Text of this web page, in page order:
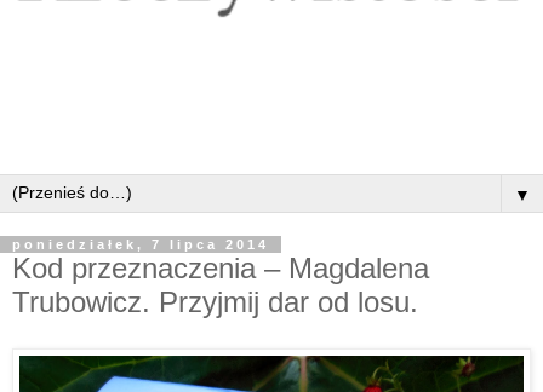
▼
poniedziałek, 7 lipca 2014
Kod przeznaczenia – Magdalena
Trubowicz. Przyjmij dar od losu.